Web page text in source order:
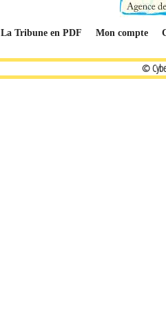
La Tribune en PDF Mon compte
©